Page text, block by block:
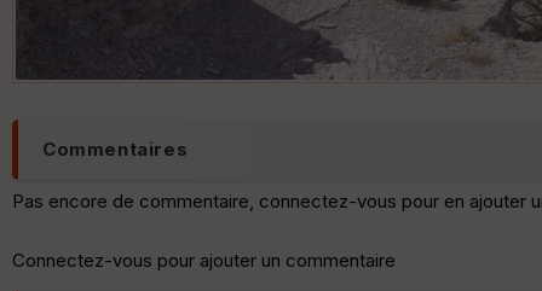
Commentaires
Pas encore de commentaire, connectez-vous pour en ajouter
Connectez-vous pour ajouter un commentaire